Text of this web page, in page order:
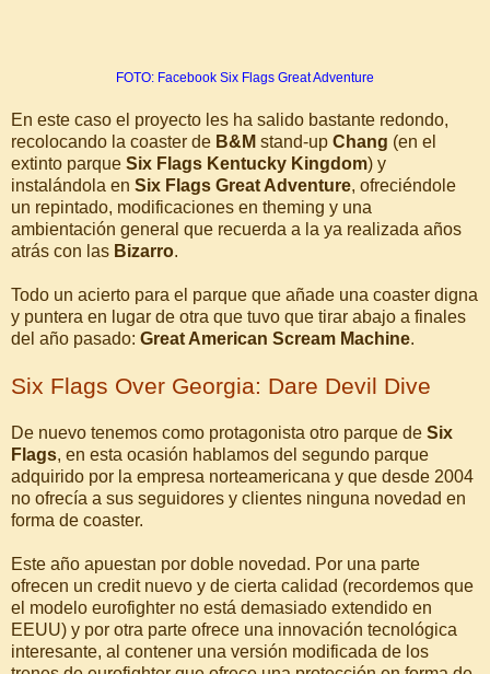
FOTO: Facebook Six Flags Great Adventure
En este caso el proyecto les ha salido bastante redondo,
recolocando la coaster de B&M stand-up Chang (en el
extinto parque Six Flags Kentucky Kingdom) y
instalándola en Six Flags Great Adventure, ofreciéndole
un repintado, modificaciones en theming y una
ambientación general que recuerda a la ya realizada años
atrás con las Bizarro.
Todo un acierto para el parque que añade una coaster digna
y puntera en lugar de otra que tuvo que tirar abajo a finales
del año pasado: Great American Scream Machine.
Six Flags Over Georgia: Dare Devil Dive
De nuevo tenemos como protagonista otro parque de Six
Flags, en esta ocasión hablamos del segundo parque
adquirido por la empresa norteamericana y que desde 2004
no ofrecía a sus seguidores y clientes ninguna novedad en
forma de coaster.
Este año apuestan por doble novedad. Por una parte
ofrecen un credit nuevo y de cierta calidad (recordemos que
el modelo eurofighter no está demasiado extendido en
EEUU) y por otra parte ofrece una innovación tecnológica
interesante, al contener una versión modificada de los